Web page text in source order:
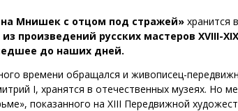
Мнишек с отцом под стражей» хранится
произведений русских мастеров XVIII-
до наших дней.
времени обращался и живописец-
I, хранятся в отечественных музеях. Но
показанного на XIII Передвижной